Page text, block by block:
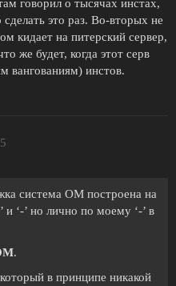
говорил о тысячах инстах,
это раз. Во-вторых не
кидает на питерский сервер,
же будет, когда этот серв
вангованиям) инстов.
система ОМ построена на
и ‘-’ но лично по моему ‘-’ в
.
в принципе никакой